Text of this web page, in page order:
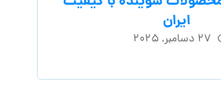
ایران
۲۷ دسامبر, ۲۰۲۵